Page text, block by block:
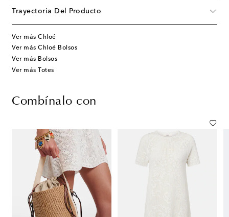
Trayectoria Del Producto
Ver más Chloé
Ver más Chloé Bolsos
Ver más Bolsos
Ver más Totes
Combínalo con